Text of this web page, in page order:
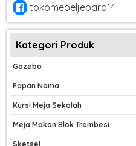
tokomebeljepara14
Kategori Produk
Gazebo
Papan Nama
Kursi Meja Sekolah
Meja Makan Blok Trembesi
Sketsel